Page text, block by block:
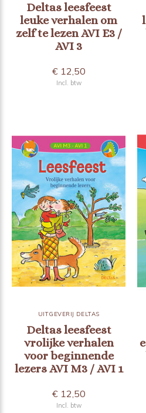
Deltas leesfeest
leuke verhalen om
zelf te lezen AVI E3 /
AVI 3
€ 12,50
Incl. btw
UITGEVERIJ DELTAS
Deltas leesfeest
vrolijke verhalen
voor beginnende
lezers AVI M3 / AVI 1
€ 12,50
Incl. btw